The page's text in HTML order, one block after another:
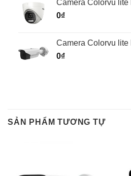
Camera Colorvu
0₫
Camera Colorvu
0₫
SẢN PHẨM TƯƠNG TỰ